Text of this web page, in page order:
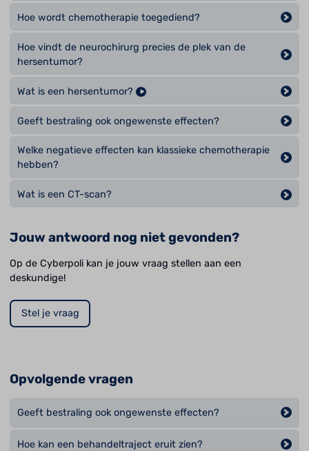
Hoe wordt chemotherapie toegediend?
Hoe vindt de neurochirurg precies de plek van de
hersentumor?
Wat is een hersentumor?
Geeft bestraling ook ongewenste effecten?
Welke negatieve effecten kan klassieke chemotherapie
hebben?
Wat is een CT-scan?
Jouw antwoord nog niet gevonden?
Op de Cyberpoli kan je jouw vraag stellen aan een
deskundige!
Stel je vraag
Opvolgende vragen
Geeft bestraling ook ongewenste effecten?
Hoe kan een behandeltraject eruit zien?